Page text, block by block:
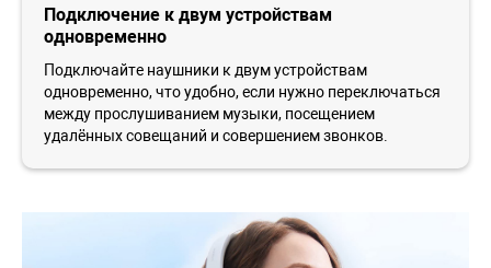
Подключение к двум устройствам
одновременно
Подключайте наушники к двум устройствам
одновременно, что удобно, если нужно переключаться
между прослушиванием музыки, посещением
удалённых совещаний и совершением звонков.